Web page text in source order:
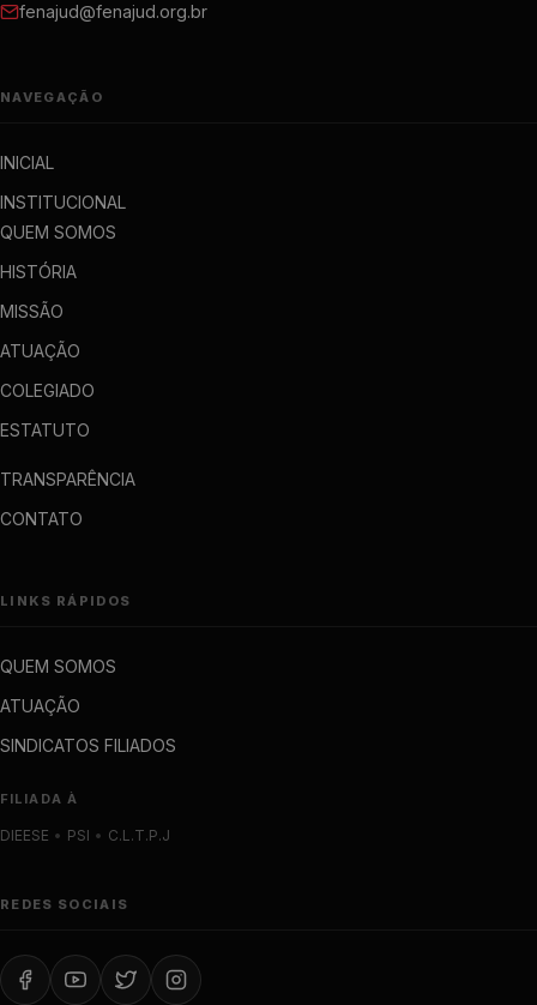
fenajud@fenajud.org.br
NAVEGAÇÃO
INICIAL
INSTITUCIONAL
QUEM SOMOS
HISTÓRIA
MISSÃO
ATUAÇÃO
COLEGIADO
ESTATUTO
TRANSPARÊNCIA
CONTATO
LINKS RÁPIDOS
QUEM SOMOS
ATUAÇÃO
SINDICATOS FILIADOS
FILIADA À
DIEESE • PSI • C.L.T.P.J
REDES SOCIAIS